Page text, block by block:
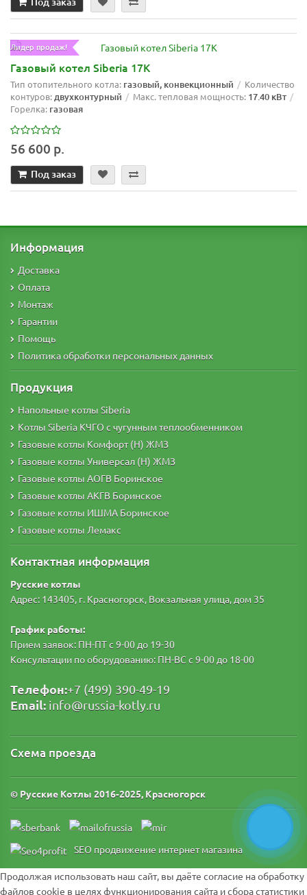
Лидер продаж!
Газовый котел Siberia 17K
Тип отопительного котла: газовый, конвекционный
Количество
контуров:двухконтурный Макс. тепловая мощность: 17.40 кВт
Горелка: газовая
56 600 р.
Под заказ
Информация
Доставка
Оплата
Монтаж
Гарантии
Помощь
Политика обработки персональных данных
Продукция
Напольные котлы Siberia
Котлы Siberia КЧГО с чугунным теплообменником
Газовые котлы Комфорт (Н) ЖМЗ
Газовые котлы Универсал (Н) ЖМЗ
Газовые котлы АОГВ Боринское
Газовые котлы АКГВ Боринское
Газовые котлы ИШМА Боринское
Газовые котлы Лемакс
Контактная информация
Русские котлы
Адрес: 143405, г. Красногорск, Вокзальная улица, дом 35
График работы:
Прием заявок: ПН-ПТ с 9-00 до 19-30
Консультации по оборудованию: ПН-ВС с 9-00 до 18-00
Телефон:+7 (499) 390-49-19
Email: info@russia-kotly.ru
Схема проезда
© Русские Котлы 2016-2025, Красногорск
SEO продвижение интернет магазина
Продолжая использовать наш сайт, вы даёте согласие на обработку
файлов cookie в целях функционирования сайта и сбора статистики